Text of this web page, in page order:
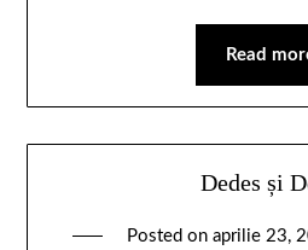
Read
Dedes și
Posted on aprilie 23,